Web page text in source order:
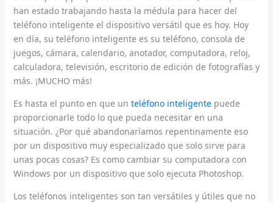
han estado trabajando hasta la médula para hacer del
teléfono inteligente el dispositivo versátil que es hoy. Hoy
en día, su teléfono inteligente es su teléfono, consola de
juegos, cámara, calendario, anotador, computadora, reloj,
calculadora, televisión, escritorio de edición de fotografías y
más. ¡MUCHO más!
Es hasta el punto en que un teléfono inteligentepuede
proporcionarle todo lo que pueda necesitar en una
situación. ¿Por qué abandonaríamos repentinamente eso
por un dispositivo muy especializado que solo sirve para
unas pocas cosas? Es como cambiar su computadora con
Windows por un dispositivo que solo ejecuta Photoshop.
Los teléfonos inteligentes son tan versátiles y útiles que no